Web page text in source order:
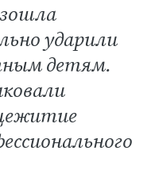
ударили
детям.